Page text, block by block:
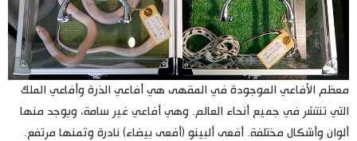
معظم الأفاعي الموجودة في المقهى هي أفاعي الذرة وأفاعي الملك
التي تنتشر في جميع أنحاء العالم. وهي أفاعي غير سامة، ويوجد منها
ألوان وأشكال مختلفة. أفعى ألبينو (أفعى بيضاء) نادرة وثمنها مرتفع.